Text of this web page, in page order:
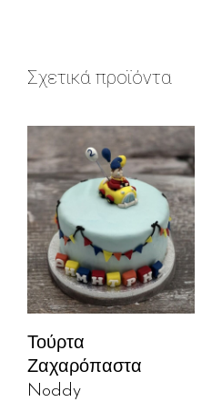
Σχετικά προϊόντα
Τούρτα
Ζαχαρόπαστα
Noddy